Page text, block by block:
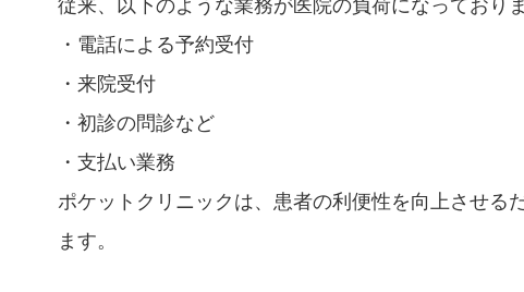
従来、以下のような業務が医院の負荷になっておりま
・電話による予約受付
・来院受付
・初診の問診など
・支払い業務
ポケットクリニックは、患者の利便性を向上させる
ます。